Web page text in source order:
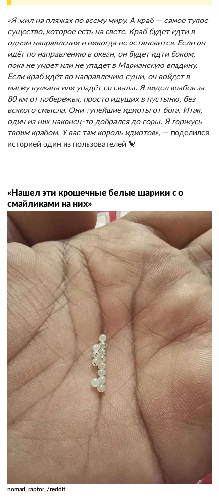
«Я жил на пляжах по всему миру. А краб — самое тупое
существо, которое есть на свете. Краб будет идти в
одном направлении и никогда не остановится. Если он
идёт по направлению в океан, он будет идти боком,
пока не умрет или не упадет в Марианскую впадину.
Если краб идёт по направлению суши, он войдет в
магму вулкана или упадёт со скалы. Я видел крабов за
80 км от побережья, просто идущих в пустыню, без
всякого смысла. Они тупейшие идиоты от бога. Итак,
один из них наконец-то добрался до горы. Я горжусь
твоим крабом. У вас там король идиотов», — поделился
историей один из пользователей 🦀
«Нашел эти крошечные белые шарики с о
смайликами на них»
nomad_raptor_/reddit